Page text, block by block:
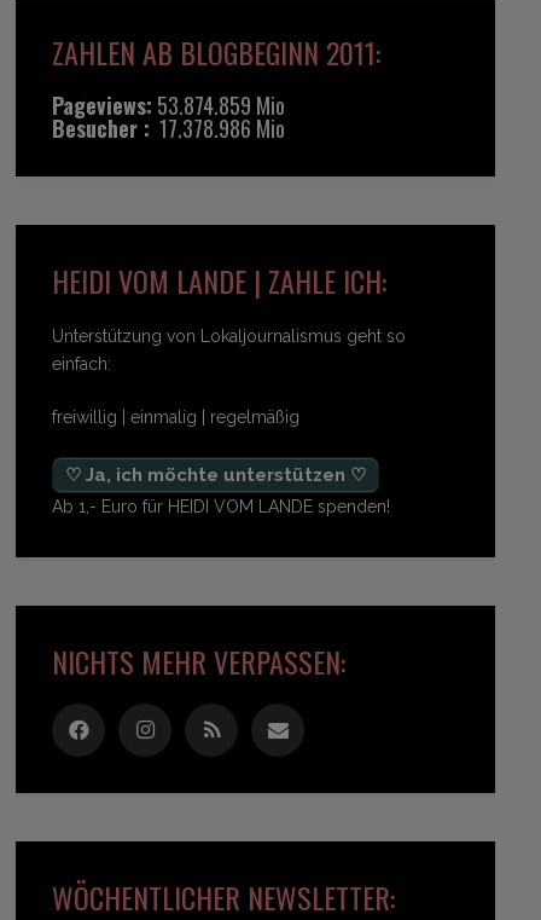
ZAHLEN AB BLOGBEGINN 2011:
Pageviews: 53.874.859 Mio
Besucher : 17.378.986 Mio
HEIDI VOM LANDE | ZAHLE ICH:
Unterstützung von Lokaljournalismus geht so
einfach:
freiwillig | einmalig | regelmäßig
♡ Ja, ich möchte unterstützen ♡
Ab 1,- Euro für HEIDI VOM LANDE spenden!
NICHTS MEHR VERPASSEN:
WÖCHENTLICHER NEWSLETTER: